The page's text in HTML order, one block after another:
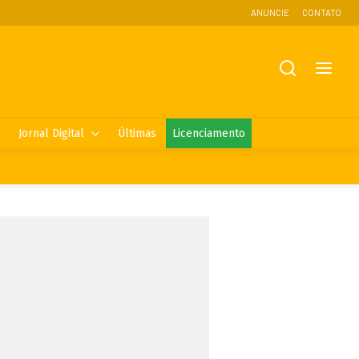
ANUNCIE CONTATO
Jornal Digital Últimas Licenciamento